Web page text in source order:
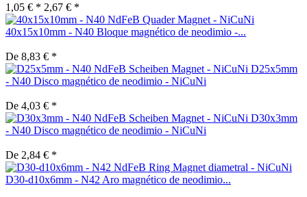
1,05 € * 2,67 € *
40x15x10mm - N40 Bloque magnético de neodimio -...
De 8,83 € *
D25x5mm
- N40 Disco magnético de neodimio - NiCuNi
De 4,03 € *
D30x3mm
- N40 Disco magnético de neodimio - NiCuNi
De 2,84 € *
D30-d10x6mm - N42 Aro magnético de neodimio...